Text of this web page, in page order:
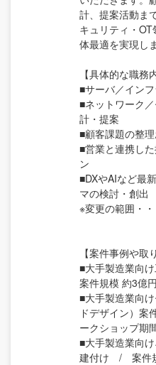
計、提案活動ま
キュリティ・
体最適を実現しま
【具体的な職務
■サーバ／イン
■ネットワーク
計・提案
■顧客課題の整
■営業と連携し
ン
■DXやAIなど最
マの検討・創出
※変更の範囲・
【案件事例や取
■大手製造業向
案件規模 約3億円
■大手製造業向
ドデザイン）
ークショップ期
■大手製造業向
建付け / 案件